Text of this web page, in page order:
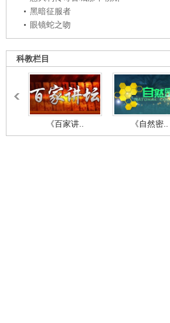
黑暗征服者
眼镜蛇之吻
科教栏目
《百家讲.. 《自然密..